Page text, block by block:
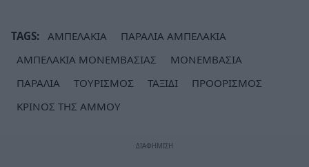
TAGS: ΑΜΠΕΛΑΚΙΑ
ΠΑΡΑΛΙΑ ΑΜΠΕΛΑΚΙΑ
ΑΜΠΕΛΑΚΙΑ ΜΟΝΕΜΒΑΣΙΑΣ
ΜΟΝΕΜΒΑΣΙΑ
ΠΑΡΑΛΙΑ
ΤΟΥΡΙΣΜΟΣ ΤΑΞΙΔΙ
ΠΡΟΟΡΙΣΜΟΣ
ΚΡΙΝΟΣ ΤΗΣ ΑΜΜΟΥ